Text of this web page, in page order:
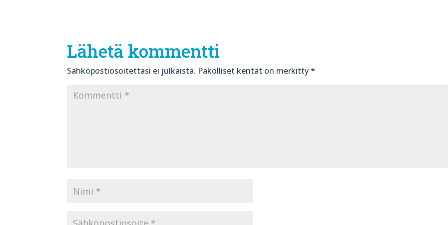
Lähetä kommentti
Sähköpostiosoitettasi ei julkaista. Pakolliset kentät on merkitty*